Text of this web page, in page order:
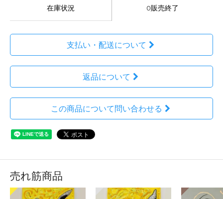
在庫状況 0販売終了
支払い・配送について
返品について
この商品について問い合わせる
売れ筋商品